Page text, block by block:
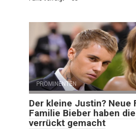
PROMINENTEN
Der kleine Justin? Neue
Familie Bieber haben
verrückt gemacht